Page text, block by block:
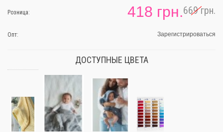
669 грн.
Розница: 418 грн.
Опт: Зарегистрироваться
ДОСТУПНЫЕ ЦВЕТА